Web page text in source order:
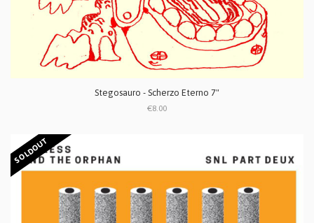
Stegosauro - Scherzo Eterno 7"
€8.00
SOLDOUT